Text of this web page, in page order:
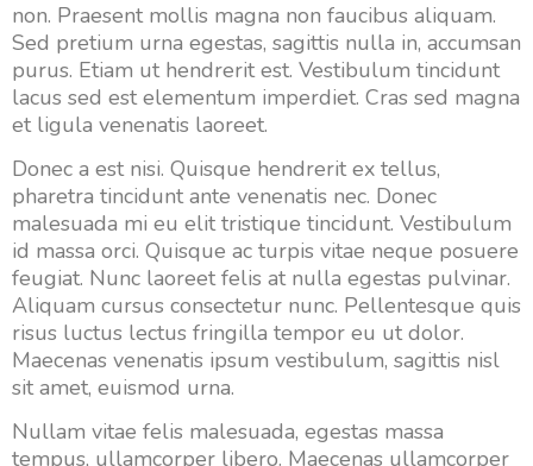
non. Praesent mollis magna non faucibus aliquam.
Sed pretium urna egestas, sagittis nulla in, accumsan
purus. Etiam ut hendrerit est. Vestibulum tincidunt
lacus sed est elementum imperdiet. Cras sed magna
et ligula venenatis laoreet.
Donec a est nisi. Quisque hendrerit ex tellus,
pharetra tincidunt ante venenatis nec. Donec
malesuada mi eu elit tristique tincidunt. Vestibulum
id massa orci. Quisque ac turpis vitae neque posuere
feugiat. Nunc laoreet felis at nulla egestas pulvinar.
Aliquam cursus consectetur nunc. Pellentesque quis
risus luctus lectus fringilla tempor eu ut dolor.
Maecenas venenatis ipsum vestibulum, sagittis nisl
sit amet, euismod urna.
Nullam vitae felis malesuada, egestas massa
tempus, ullamcorper libero. Maecenas ullamcorper